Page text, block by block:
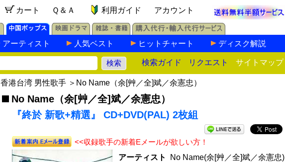
カート Ｑ＆Ａ 利用ガイド アカウント
アーティスト 人気ベスト ヒットチャート ディスク解説
検索ガイド リクエスト サイトマップ
香港台湾 男性歌手 ＞ No Name（余[艸／全]斌／余憲忠）
No Name（余[艸／全]斌／余憲忠）
『終於 新歌+精選』 CD+DVD(PAL) 2枚組
<<収録歌手の新着Eメールが欲しい方！
アーティスト
No Name(余[艸／全]斌／余憲忠)